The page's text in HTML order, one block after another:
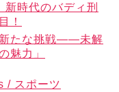
時代のバディ刑
！
新たな挑戦——未解
魅力」
/ スポーツ